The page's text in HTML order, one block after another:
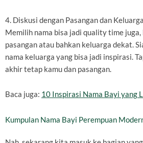
4. Diskusi dengan Pasangan dan Keluarga
Memilih nama bisa jadi quality time juga,
pasangan atau bahkan keluarga dekat.
nama keluarga yang bisa jadi inspirasi.
akhir tetap kamu dan pasangan.
Baca juga: 10 Inspirasi Nama Bayi yang
Kumpulan Nama Bayi Perempuan